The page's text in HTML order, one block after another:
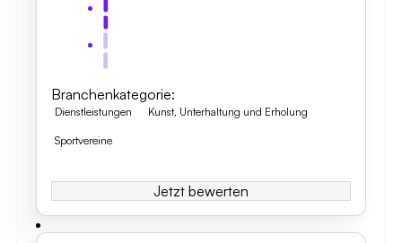
Branchenkategorie:
Dienstleistungen Kunst, Unterhaltung und Erholung
Sportvereine
Jetzt bewerten